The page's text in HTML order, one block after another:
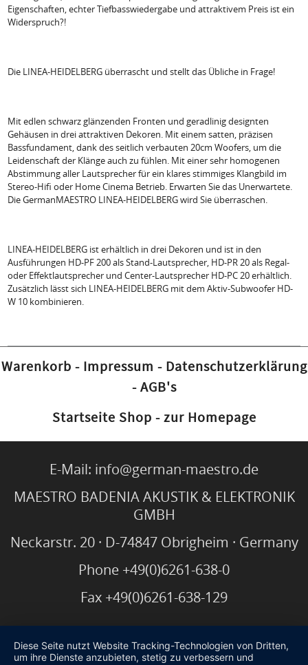
Eigenschaften, echter Tiefbasswiedergabe und attraktivem Preis ist ein
Widerspruch?!
Die LINEA-HEIDELBERG überrascht und stellt das Übliche in Frage!
Mit edlen schwarz glänzenden Fronten und geradlinig designten
Gehäusen in drei attraktiven Dekoren. Mit einem satten, präzisen
Bassfundament, dank des seitlich verbauten 20cm Woofers, um die
Leidenschaft der Klänge auch zu fühlen. Mit einer sehr homogenen
Abstimmung aller Lautsprecher für ein klares stimmiges Klangbild im
Stereo-Hifi oder Home Cinema Betrieb. Erwarten Sie das Unerwartete.
Die GermanMAESTRO LINEA-HEIDELBERG wird Sie überraschen.
LINEA-HEIDELBERG ist erhältlich in drei Dekoren und ist in den
Ausführungen HD-PF 200 als Stand-Lautsprecher, HD-PR 20 als Regal-
oder Effektlautsprecher und Center-Lautsprecher HD-PC 20 erhältlich.
Zusätzlich lässt sich LINEA-HEIDELBERG mit dem Aktiv-Subwoofer HD-
W 10 kombinieren.
Warenkorb - Impressum - Datenschutzerklärung
- AGB's
Startseite Shop -zur Homepage
E-Mail: info@german-maestro.de
MAESTRO BADENIA AKUSTIK & ELEKTRONIK
GMBH
Neckarstr. 20 · D-74847 Obrigheim · Germany
Phone +49(0)6261-638-0
Fax +49(0)6261-638-129
Diese Seite nutzt Website Tracking-Technologien von Dritten,
um ihre Dienste anzubieten, stetig zu verbessern und